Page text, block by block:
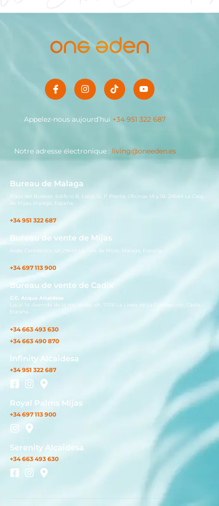
Appelez-nous aujourd’hui +34 951 322 687
Notre adresse électronique : living@oneeden.es
Bureau de Malaga
Plaza del Bulevar, Edificio B, Local 12, 1ª Planta, Oficinas 1A y 1B. 29649 La Cala
de Mijas, Málaga, España.
+34 951 322 687
Bureau de vente de Mijas
Avda. Cantábrico, s/n.29649 La Cala de Mijas, Málaga, España…
+34 697 113 900
Bureau de vente de Cadix
C.C. Acqua Alcaidesa
Local 14. Avenida de la Hacienda, s/n. 11316 La Línea de La Concepción, Cádiz,
España.
+34 663 493 630
+34 663 490 870
Infinity Alcaidesa
+34 951 322 687
Royal Palms Mijas
+34 697 113 900
Serenity Alcaidesa
+34 663 493 630